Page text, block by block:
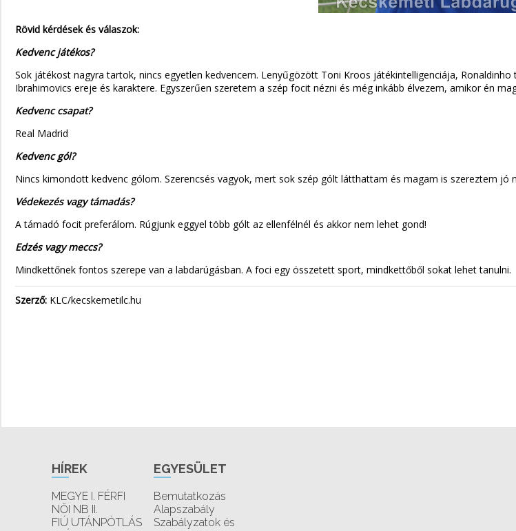
Rövid kérdések és válaszok:
Kedvenc játékos?
Sok játékost nagyra tartok, nincs egyetlen kedvencem. Lenyűgözött Toni Kroos játékintelligenciája,
Ibrahimovics ereje és karaktere. Egyszerűen szeretem a szép focit nézni és még inkább élvezem, amikor én
Kedvenc csapat?
Real Madrid
Kedvenc gól?
Nincs kimondott kedvenc gólom. Szerencsés vagyok, mert sok szép gólt látthattam és magam is szereztem jó
Védekezés vagy támadás?
A támadó focit preferálom. Rúgjunk eggyel több gólt az ellenfélnél és akkor nem lehet gond!
Edzés vagy meccs?
Mindkettőnek fontos szerepe van a labdarúgásban. A foci egy összetett sport, mindkettőből sokat lehet tanulni.
Szerző: KLC/kecskemetilc.hu
HÍREK
MEGYE I. FÉRFI
NŐI NB II.
FIÚ UTÁNPÓTLÁS
EGYESÜLET
Bemutatkozás
Alapszabály
Szabályzatok és